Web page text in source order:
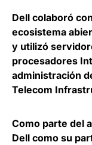
Dell colaboró
ecosistema
y utilizó
procesadores
administración
Telecom
Como parte del
Dell como su